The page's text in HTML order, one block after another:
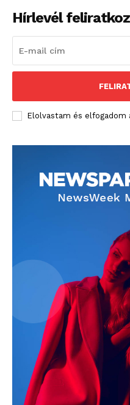
Hírlevél
Elolvastam és elfogadom